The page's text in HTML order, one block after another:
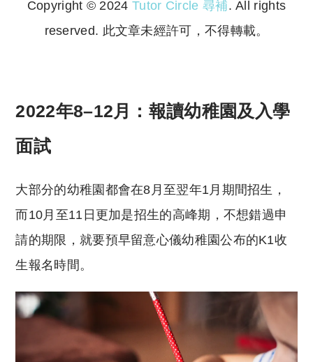
Copyright © 2024 Tutor Circle 尋補. All rights
reserved. 此文章未經許可，不得轉載。
2022年8–12月：報讀幼稚園及入學
面試
大部分的幼稚園都會在8月至翌年1月期間招生，
而10月至11日更加是招生的高峰期，不想錯過申
請的期限，就要預早留意心儀幼稚園公布的K1收
生報名時間。